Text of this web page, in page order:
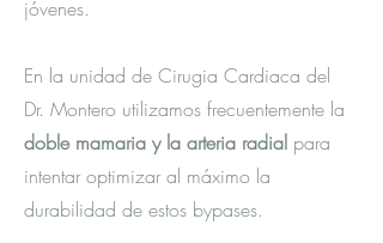
jóvenes.
En la unidad de Cirugia Cardiaca del
Dr. Montero utilizamos frecuentemente la
doble mamaria y la arteria radial para
intentar optimizar al máximo la
durabilidad de estos bypases.